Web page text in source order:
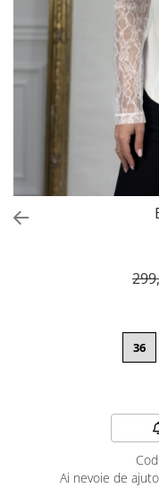
Bluze
Blanuri
Sacouri
Tricouri
Traditional
36
Ai nevoie de